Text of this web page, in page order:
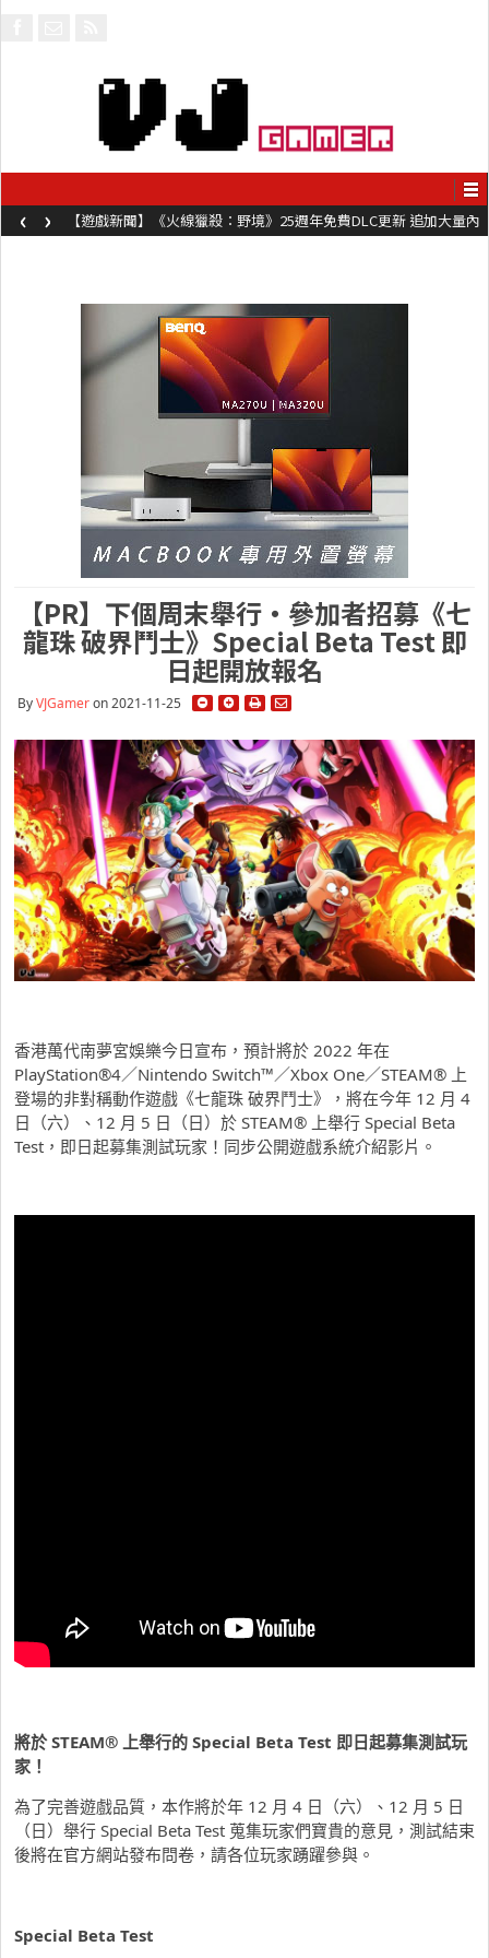
【遊戲新聞】《火線獵殺：野境》25週年免費DLC更新 追加大量內
容同時系舊作限時超平價折扣
‹ ›
【PR】下個周末舉行・參加者招募《七
龍珠 破界鬥士》Special Beta Test 即
日起開放報名
ByVJGameron 2021-11-25
香港萬代南夢宮娛樂今日宣布，預計將於 2022 年在
PlayStation®4／Nintendo Switch™／Xbox One／STEAM® 上
登場的非對稱動作遊戲《七龍珠 破界鬥士》，將在今年 12 月 4
日（六）、12 月 5 日（日）於 STEAM® 上舉行 Special Beta
Test，即日起募集測試玩家！同步公開遊戲系統介紹影片。
將於STEAM® 上舉行的 Special Beta Test 即日起募集測試玩
家！
為了完善遊戲品質，本作將於年 12 月 4 日（六）、12 月 5 日
（日）舉行 Special Beta Test 蒐集玩家們寶貴的意見，測試結束
後將在官方網站發布問卷，請各位玩家踴躍參與。
Special Beta Test